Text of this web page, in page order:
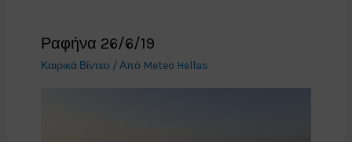
Ραφήνα 26/6/19
Καιρικά Βίντεο / Από Meteo Hellas